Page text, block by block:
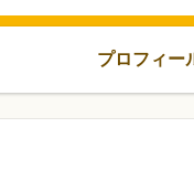
プロフィー